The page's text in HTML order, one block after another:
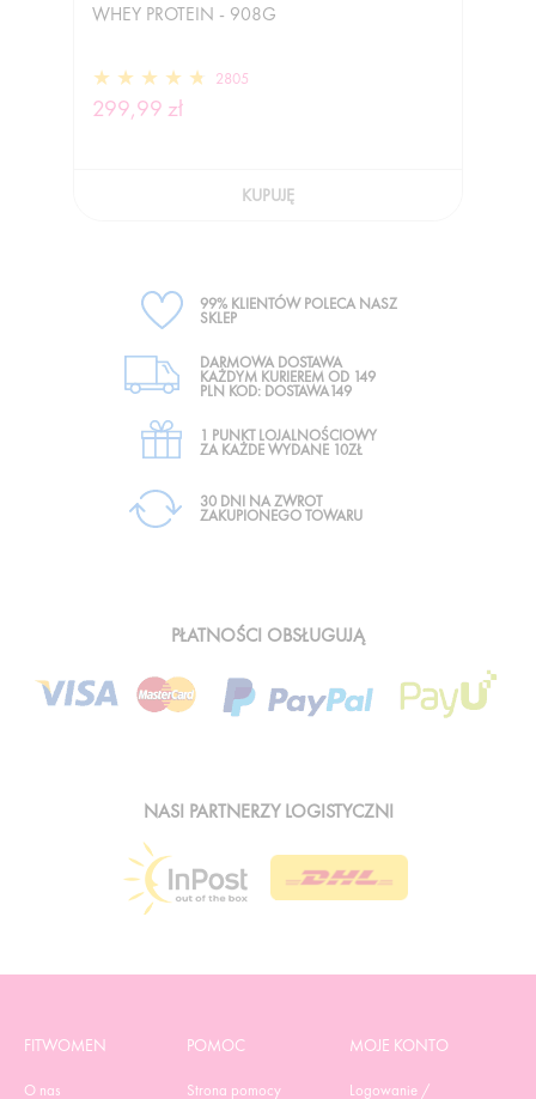
WHEY PROTEIN - 908G
2805
299,99 zł
KUPUJĘ
99% KLIENTÓW POLECA NASZ
SKLEP
DARMOWA DOSTAWA
KAŻDYM KURIEREM OD 149
PLN KOD: DOSTAWA149
1 PUNKT LOJALNOŚCIOWY
ZA KAŻDE WYDANE 10ZŁ
30 DNI NA ZWROT
ZAKUPIONEGO TOWARU
PŁATNOŚCI OBSŁUGUJĄ
NASI PARTNERZY LOGISTYCZNI
FITWOMEN
O nas
POMOC
Strona pomocy
MOJE KONTO
Logowanie /